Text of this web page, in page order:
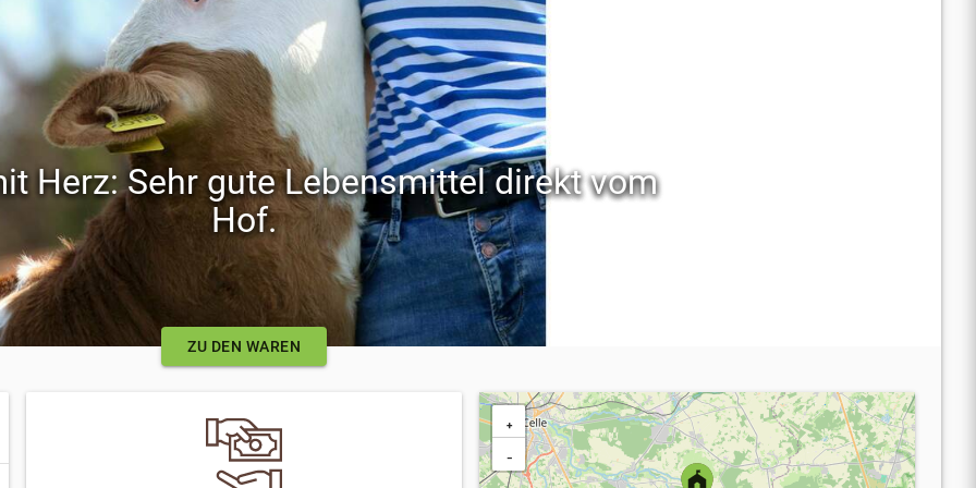
Herz: Sehr gute Lebensmittel direkt vom
Hof.
ZU DEN WAREN
+
−